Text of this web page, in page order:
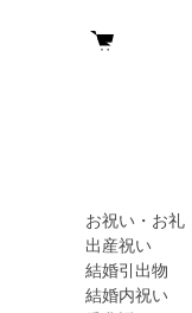
お祝い・お礼
出産祝い
結婚引出物
結婚内祝い